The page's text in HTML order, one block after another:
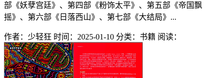
部《妖孽宫廷》、第四部《粉饰太平》、第五部《帝国飘
摇》、第六部《日落西山》、第七部《大结局》...
作者：少轻狂 时间：2025-01-10 分类：书籍 阅读：